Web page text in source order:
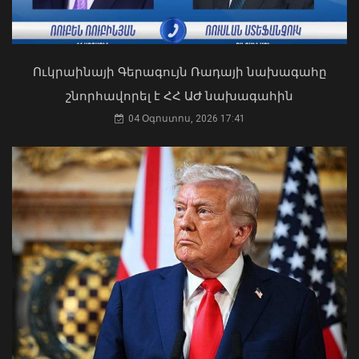
Ժամանակավորապես կդադարեցվի
մի շարք հասցեների
էլեկտրամատակարարումը
10 Օգոստոս, 2026 22:11
հրաժեշտ կտանք +35°C-ից բարձր
ջերմաստիճաններին. Ազիզյան
09 Օգոստոս, 2026 14:32
Ուկրաինայի Գերագույն Ռադայի նախագահը
շնորհավորել է ՀՀ ԱԺ նախագահին
04 Օգոստոս, 2026 17:41